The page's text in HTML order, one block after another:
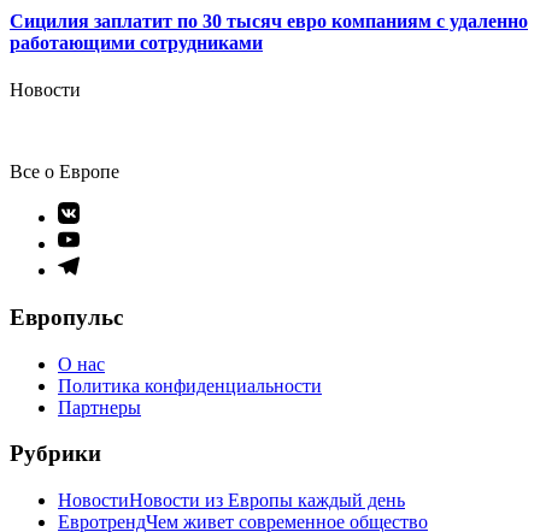
Сицилия заплатит по 30 тысяч евро компаниям с удаленно
работающими сотрудниками
Новости
Все о Европе
Элемент
меню
Элемент
меню
Элемент
Европульс
О нас
Политика конфиденциальности
Партнеры
Рубрики
НовостиНовости из Европы каждый день
ЕвротрендЧем живет современное общество